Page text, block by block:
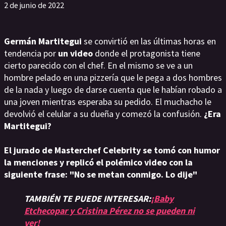
2 de junio de 2022
Germán Martitegui se convirtió en las últimas horas en
tendencia por un video donde el protagonista tiene
cierto parecido con el chef. En el mismo se ve a un
hombre pelado en una pizzería que le pega a dos hombres
de la nada y luego de darse cuenta que le habían robado a
una joven mientras esperaba su pedido. El muchacho le
devolvió el celular a su dueña y comezó la confusión. ¿Era
Martitegui?
El jurado de Masterchef Celebrity se tomó con humor
la menciones y replicó el polémico video con la
siguiente frase: "No se metan conmigo. Lo dije"
TAMBIÉN TE PUEDE INTERESAR:¡Baby
Etchecopar y Cristina Pérez no se pueden ni
ver!